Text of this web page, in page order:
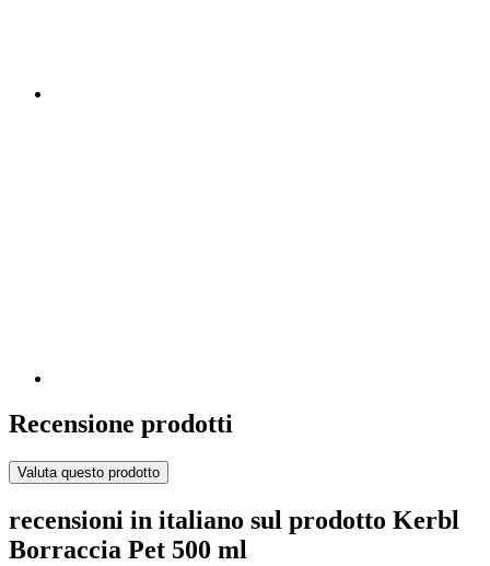
Recensione prodotti
Valuta questo prodotto
recensioni in italiano sul prodotto Kerbl
Borraccia Pet 500 ml